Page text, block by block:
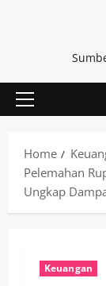
Primary
Home
Pelemahan
Ungkap
Keuangan